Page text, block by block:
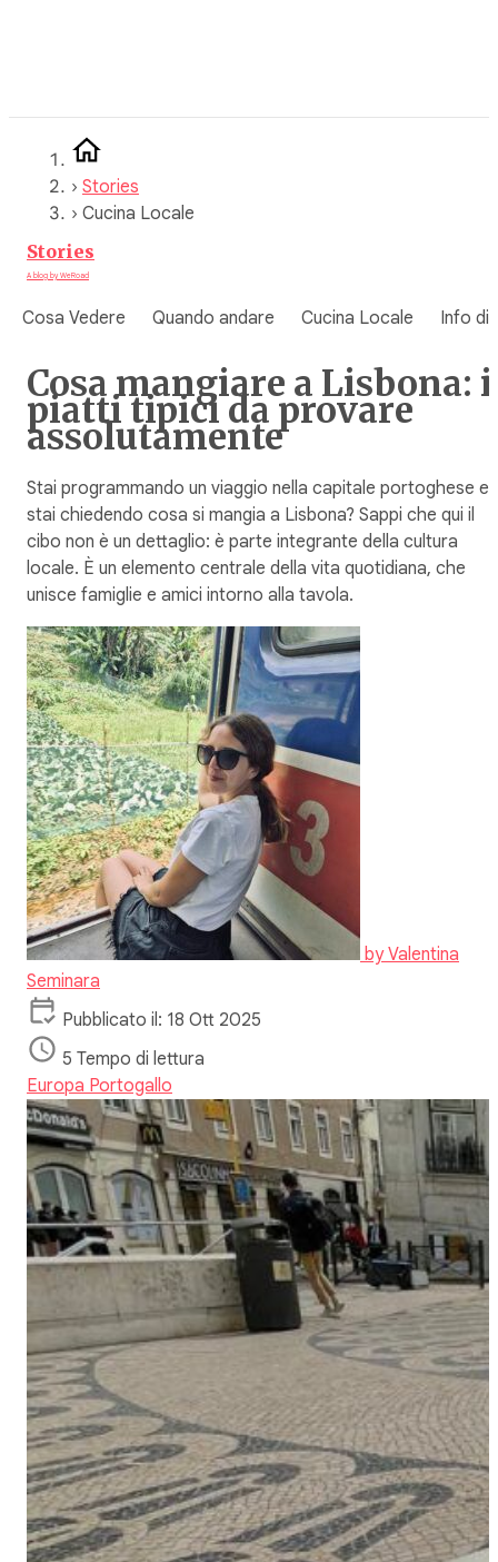
› Stories
› Cucina Locale
Stories
A blog by WeRoad
Cosa Vedere Quando andare Cucina Locale Info di
Cosa mangiare a Lisbona: i
piatti tipici da provare
assolutamente
Stai programmando un viaggio nella capitale portoghese e
stai chiedendo cosa si mangia​ a Lisbona? Sappi che qui il
cibo non è un dettaglio: è parte integrante della cultura
locale. È un elemento centrale della vita quotidiana, che
unisce famiglie e amici intorno alla tavola.
byValentina
Seminara
Pubblicato il: 18 Ott 2025
5 Tempo di lettura
Europa Portogallo